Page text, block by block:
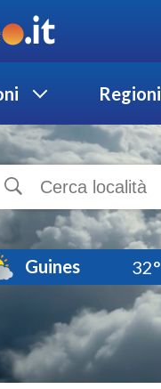
Regioni
Guines 32°